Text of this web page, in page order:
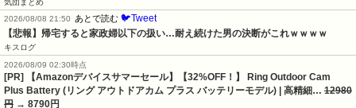
2026/08/08 21:50
あとで読む 🐦Tweet
【悲報】帰宅すると家政婦以下の扱い…耐え続けた男の決断がこれｗｗｗｗ
キスログ
2026/08/09 02:30時点
[PR] 【Amazonデバイスサマーセール】【32%OFF！】 Ring Outdoor Cam
Plus Battery (リング アウトドアカム プラス バッテリーモデル) | 高精細… 12980
円 → 8790円